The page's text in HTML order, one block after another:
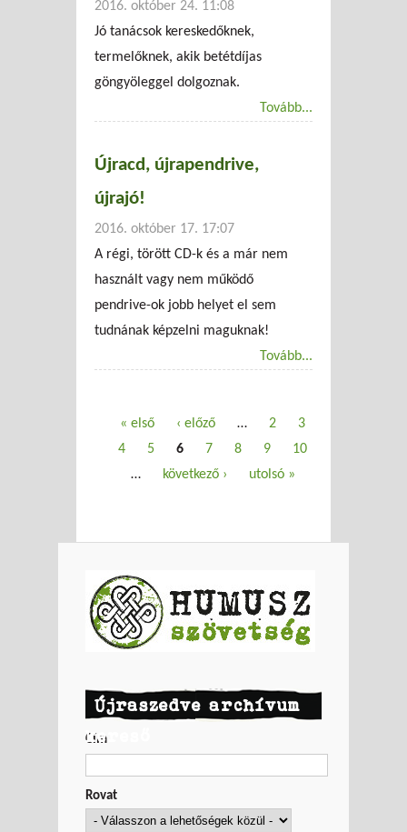
2016. október 24. 11:08
Jó tanácsok kereskedőknek,
termelőknek, akik betétdíjas
göngyöleggel dolgoznak.
Tovább...
Újracd, újrapendrive,
újrajó!
2016. október 17. 17:07
A régi, törött CD-k és a már nem
használt vagy nem működő
pendrive-ok jobb helyet el sem
tudnának képzelni maguknak!
Tovább...
« első ‹ előző … 2
3
4
5 6 7 8 9
10
…
következő › utolsó »
Újraszedve archívum
kereső
Cím
Rovat